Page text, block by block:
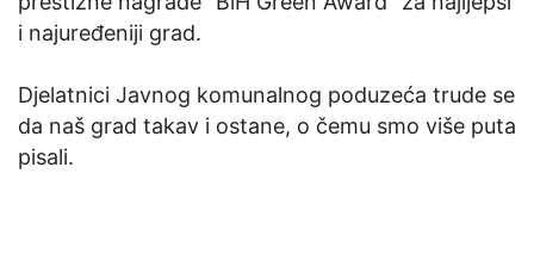
i najuređeniji grad.
Djelatnici Javnog komunalnog poduzeća trude se
da naš grad takav i ostane, o čemu smo više puta
pisali.